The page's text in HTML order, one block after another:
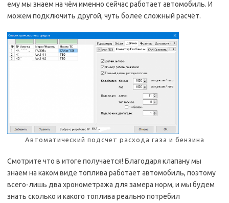
ему мы знаем на чём именно сейчас работает автомобиль. И
можем подключить другой, чуть более сложный расчёт.
Автоматический подсчет расхода газа и бензина
Смотрите что в итоге получается! Благодаря клапану мы
знаем на каком виде топлива работает автомобиль, поэтому
всего-лишь два хронометража для замера норм, и мы будем
знать сколько и какого топлива реально потребил